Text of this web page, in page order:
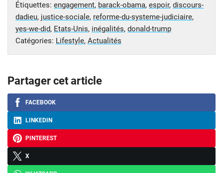
Étiquettes: engagement, barack-obama, espoir, discours-
dadieu, justice-sociale, reforme-du-systeme-judiciaire,
yes-we-did, Etats-Unis, inégalités, donald-trump
Catégories: Lifestyle, Actualités
Partager cet article
FACEBOOK
LINKEDIN
PINTEREST
X